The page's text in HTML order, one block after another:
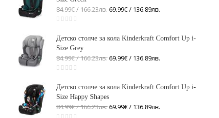
84.99€ / 166.23лв.69.99€ / 136.89лв.
Детско столче за кола Kinderkraft Comfort Up i-
Size Grey
84.99€ / 166.23лв.69.99€ / 136.89лв.
Детско столче за кола Kinderkraft Comfort Up i-
Size Happy Shapes
84.99€ / 166.23лв.69.99€ / 136.89лв.